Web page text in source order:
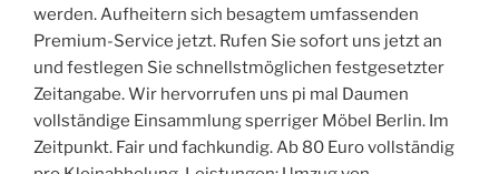
werden. Aufheitern sich besagtem umfassenden
Premium-Service jetzt. Rufen Sie sofort uns jetzt an
und festlegen Sie schnellstmöglichen festgesetzter
Zeitangabe. Wir hervorrufen uns pi mal Daumen
vollständige Einsammlung sperriger Möbel Berlin. Im
Zeitpunkt. Fair und fachkundig. Ab 80 Euro vollständig